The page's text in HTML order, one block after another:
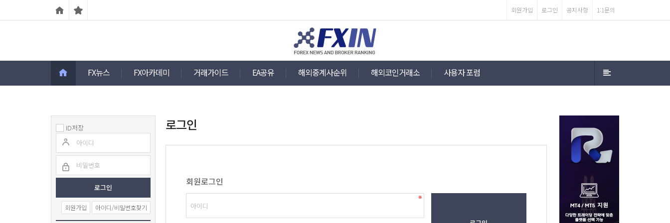
회원가입 로그인 공지사항 1:1문의
FX뉴스 FX아카데미 거래가이드 EA공유 해외중계사순위 해외코인거래소 사용자 포럼
ID저장
회원가입 아이디/비밀번호찾기
로그인
회원로그인